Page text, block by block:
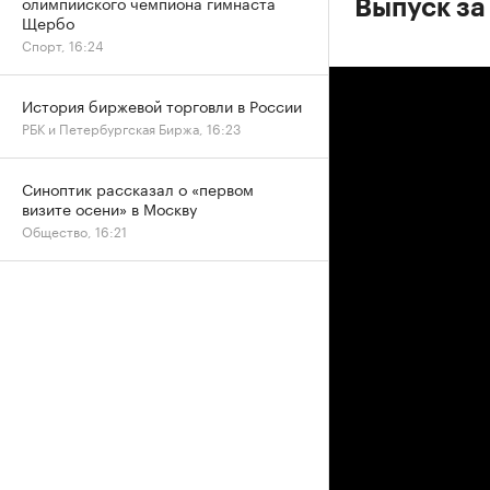
Выпуск
Щербо
Спорт, 16:24
История биржевой торговли в России
РБК и Петербургская Биржа, 16:23
Синоптик рассказал о «первом
визите осени» в Москву
Общество, 16:21